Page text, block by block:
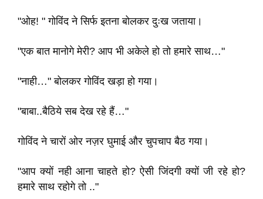
"ओह! " गोविंद ने सिर्फ इतना बोलकर दुःख जताया।
"एक बात मानोगे मेरी? आप भी अकेले हो तो हमारे साथ…"
"नाही…" बोलकर गोविंद खड़ा हो गया।
"बाबा..बैठिये सब देख रहे हैं…"
गोविंद ने चारों ओर नज़र घुमाई और चुपचाप बैठ गया।
"आप क्यों नही आना चाहते हो? ऐसी जिंदगी क्यों जी रहे हो?
हमारे साथ रहोगे तो .."